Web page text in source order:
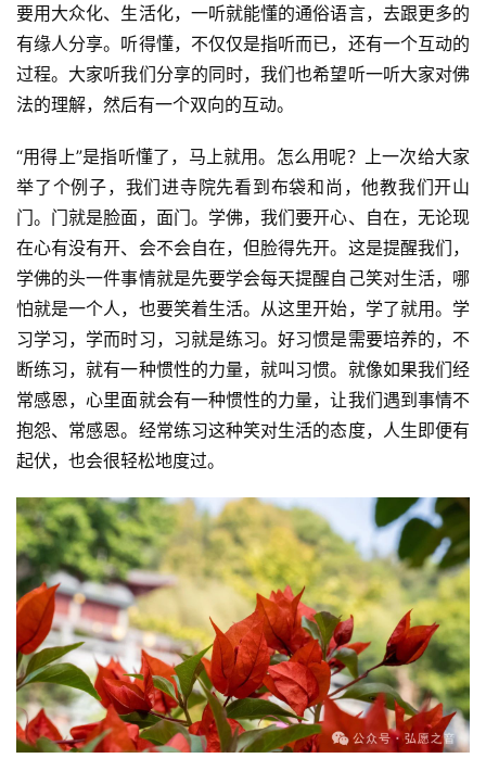
要用大众化、生活化，一听就能懂的通俗语言，去跟更多的
有缘人分享。听得懂，不仅仅是指听而已，还有一个互动的
过程。大家听我们分享的同时，我们也希望听一听大家对佛
法的理解，然后有一个双向的互动。
“用得上”是指听懂了，马上就用。怎么用呢？上一次给大家
举了个例子，我们进寺院先看到布袋和尚，他教我们开山
门。门就是脸面，面门。学佛，我们要开心、自在，无论现
在心有没有开、会不会自在，但脸得先开。这是提醒我们，
学佛的头一件事情就是先要学会每天提醒自己笑对生活，哪
怕就是一个人，也要笑着生活。从这里开始，学了就用。学
习学习，学而时习，习就是练习。好习惯是需要培养的，不
断练习，就有一种惯性的力量，就叫习惯。就像如果我们经
常感恩，心里面就会有一种惯性的力量，让我们遇到事情不
抱怨、常感恩。经常练习这种笑对生活的态度，人生即便有
起伏，也会很轻松地度过。